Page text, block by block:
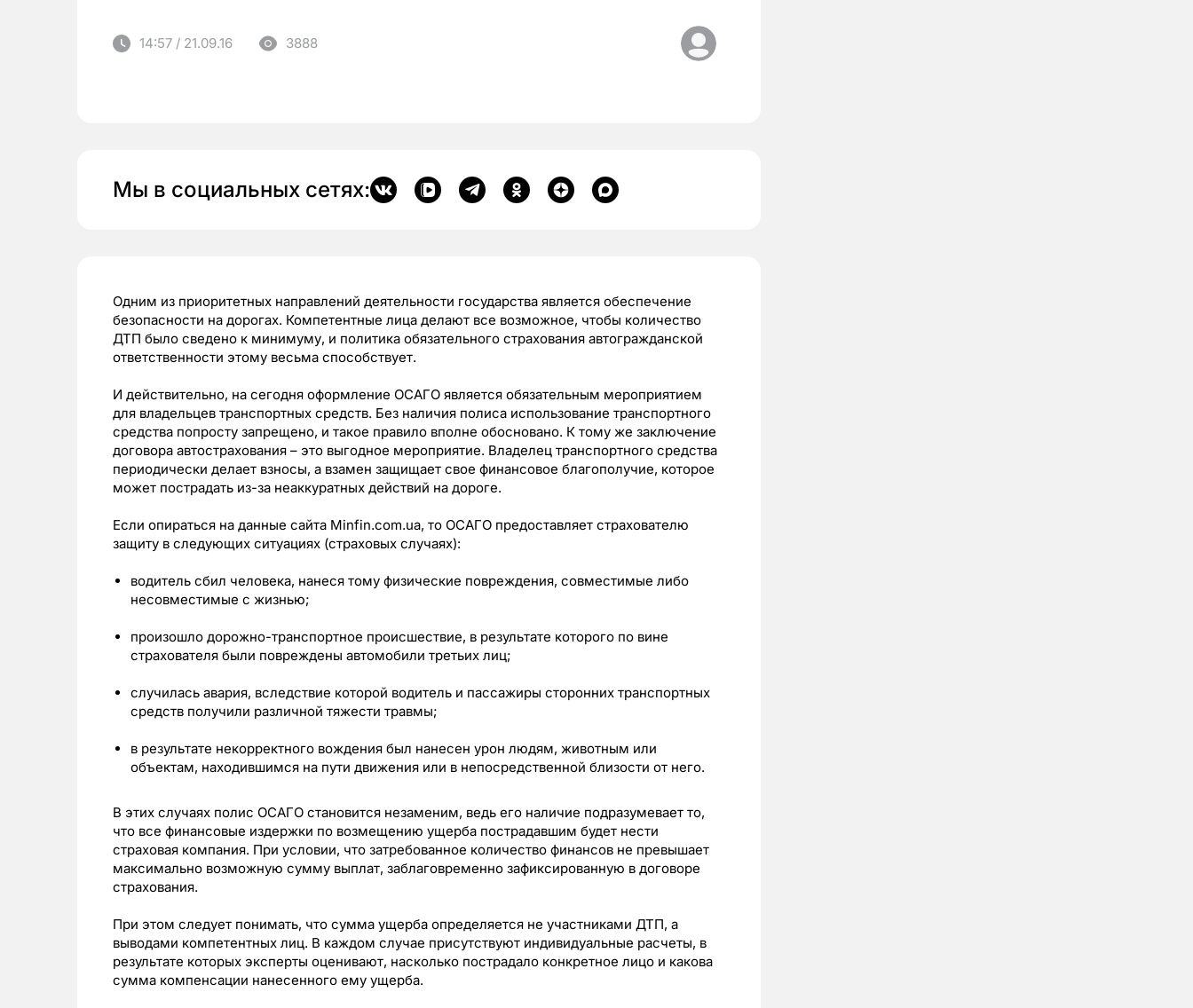
14:57 / 21.09.16 3888
Мы в социальных сетях:
Одним из приоритетных направлений деятельности государства является обеспечение
безопасности на дорогах. Компетентные лица делают все возможное, чтобы количество
ДТП было сведено к минимуму, и политика обязательного страхования автогражданской
ответственности этому весьма способствует.
И действительно, на сегодня оформление ОСАГО является обязательным мероприятием
для владельцев транспортных средств. Без наличия полиса использование транспортного
средства попросту запрещено, и такое правило вполне обосновано. К тому же заключение
договора автострахования – это выгодное мероприятие. Владелец транспортного средства
периодически делает взносы, а взамен защищает свое финансовое благополучие, которое
может пострадать из-за неаккуратных действий на дороге.
Если опираться на данные сайта Minfin.com.ua, то ОСАГО предоставляет страхователю
защиту в следующих ситуациях (страховых случаях):
водитель сбил человека, нанеся тому физические повреждения, совместимые либо
несовместимые с жизнью;
произошло дорожно-транспортное происшествие, в результате которого по вине
страхователя были повреждены автомобили третьих лиц;
случилась авария, вследствие которой водитель и пассажиры сторонних транспортных
средств получили различной тяжести травмы;
в результате некорректного вождения был нанесен урон людям, животным или
объектам, находившимся на пути движения или в непосредственной близости от него.
В этих случаях полис ОСАГО становится незаменим, ведь его наличие подразумевает то,
что все финансовые издержки по возмещению ущерба пострадавшим будет нести
страховая компания. При условии, что затребованное количество финансов не превышает
максимально возможную сумму выплат, заблаговременно зафиксированную в договоре
страхования.
При этом следует понимать, что сумма ущерба определяется не участниками ДТП, а
выводами компетентных лиц. В каждом случае присутствуют индивидуальные расчеты, в
результате которых эксперты оценивают, насколько пострадало конкретное лицо и какова
сумма компенсации нанесенного ему ущерба.